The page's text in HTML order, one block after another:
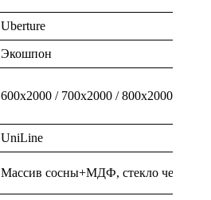
Uberture
Экошпон
600x2000 / 700x2000 / 800x2000 /
UniLine
Массив сосны+МДФ, стекло черное